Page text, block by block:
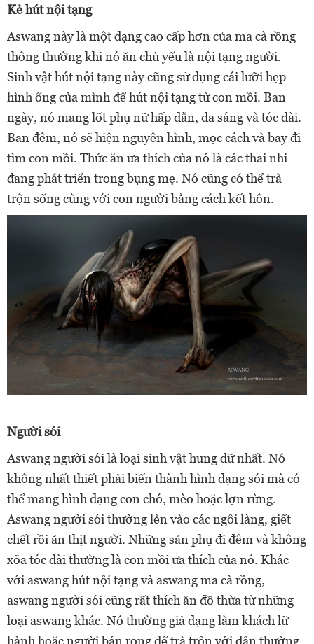
Kẻ hút nội tạng
Aswang này là một dạng cao cấp hơn của ma cà rồng
thông thường khi nó ăn chủ yếu là nội tạng người.
Sinh vật hút nội tạng này cũng sử dụng cái lưỡi hẹp
hình ống của mình để hút nội tạng từ con mồi. Ban
ngày, nó mang lốt phụ nữ hấp dẫn, da sáng và tóc dài.
Ban đêm, nó sẽ hiện nguyên hình, mọc cách và bay đi
tìm con mồi. Thức ăn ưa thích của nó là các thai nhi
đang phát triển trong bụng mẹ. Nó cũng có thể trà
trộn sống cùng với con người bằng cách kết hôn.
Người sói
Aswang người sói là loại sinh vật hung dữ nhất. Nó
không nhất thiết phải biến thành hình dạng sói mà có
thể mang hình dạng con chó, mèo hoặc lợn rừng.
Aswang người sói thường lẻn vào các ngôi làng, giết
chết rồi ăn thịt người. Những sản phụ đi đêm và không
xõa tóc dài thường là con mồi ưa thích của nó. Khác
với aswang hút nội tạng và aswang ma cà rồng,
aswang người sói cũng rất thích ăn đồ thừa từ những
loại aswang khác. Nó thường giả dạng làm khách lữ
hành hoặc người bán rong để trà trộn với dân thường.